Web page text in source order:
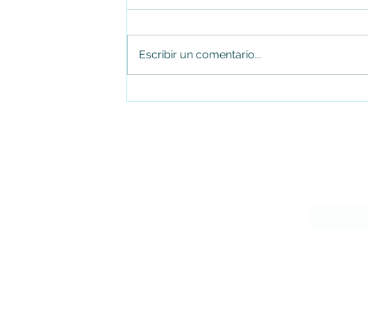
Juan Carlos Arias renuncia al
Escribir un comentario...